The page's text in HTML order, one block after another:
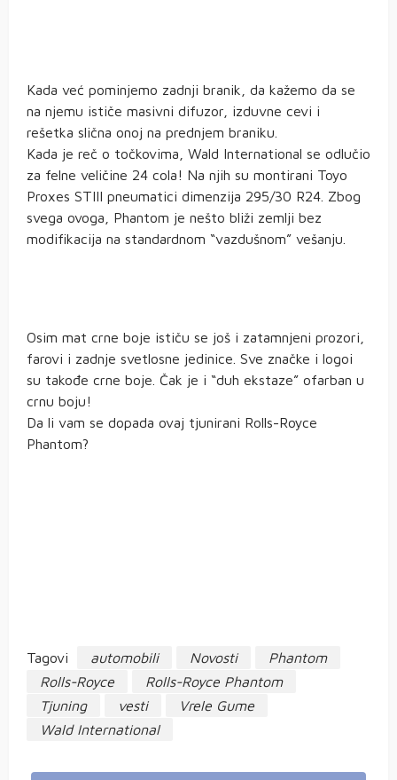
Kada već pominjemo zadnji branik, da kažemo da se
na njemu ističe masivni difuzor, izduvne cevi i
rešetka slična onoj na prednjem braniku.
Kada je reč o točkovima, Wald International se odlučio
za felne veličine 24 cola! Na njih su montirani Toyo
Proxes STIII pneumatici dimenzija 295/30 R24. Zbog
svega ovoga, Phantom je nešto bliži zemlji bez
modifikacija na standardnom “vazdušnom” vešanju.
Osim mat crne boje ističu se još i zatamnjeni prozori,
farovi i zadnje svetlosne jedinice. Sve značke i logoi
su takođe crne boje. Čak je i “duh ekstaze” ofarban u
crnu boju!
Da li vam se dopada ovaj tjunirani Rolls-Royce
Phantom?
Tagovi automobili Novosti
Phantom
Rolls-Royce
Rolls-Royce Phantom
Tjuning
vesti
Vrele Gume
Wald International